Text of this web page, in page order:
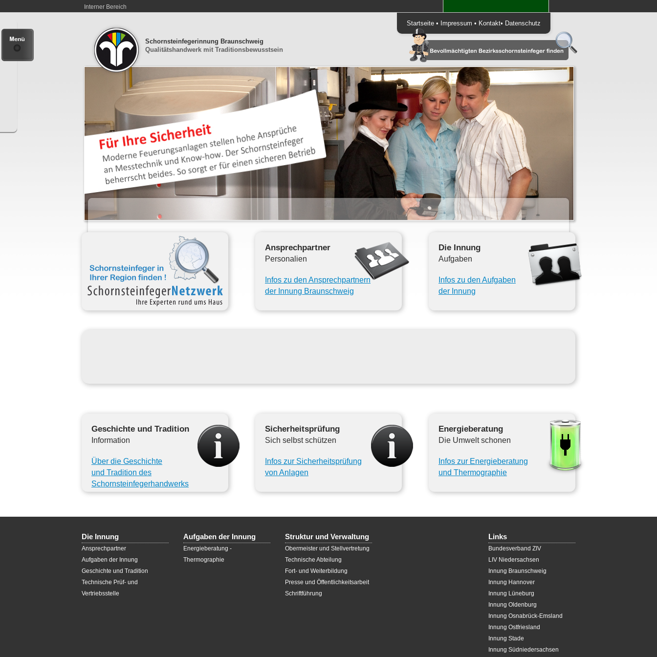
Interner Bereich
Startseite • Impressum • Kontakt• Datenschutz
Schornsteinfegerinnung Braunschweig
Qualitätshandwerk mit Traditionsbewusstsein
Ansprechpartner
Personalien
Infos zu den Ansprechpartnern
der Innung Braunschweig
Die Innung
Aufgaben
Infos zu den Aufgaben
der Innung
Geschichte und Tradition
Information
Über die Geschichte
und Tradition des
Schornsteinfegerhandwerks
Sicherheitsprüfung
Sich selbst schützen
Infos zur Sicherheitsprüfung
von Anlagen
Energieberatung
Die Umwelt schonen
Infos zur Energieberatung
und Thermographie
Die Innung
Ansprechpartner
Aufgaben der Innung
Geschichte und Tradition
Technische Prüf- und
Vertriebsstelle
Aufgaben der Innung
Energieberatung -
Thermographie
Struktur und Verwaltung
Obermeister und Stellvertretung
Technische Abteilung
Fort- und Weiterbildung
Presse und Öffentlichkeitsarbeit
Schriftführung
Links
Bundesverband ZIV
LIV Niedersachsen
Innung Braunschweig
Innung Hannover
Innung Lüneburg
Innung Oldenburg
Innung Osnabrück-Emsland
Innung Ostfriesland
Innung Stade
Innung Südniedersachsen